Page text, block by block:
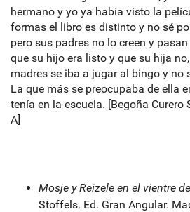
hermano y yo ya había visto la
formas el libro es distinto y no sé
pero sus padres no lo creen y
que su hijo era listo y que su hija
madres se iba a jugar al bingo y no
La que más se preocupaba de ella
tenía en la escuela. [Begoña Curero
A]
Mosje y Reizele en el vientre
Stoffels. Ed. Gran Angular.